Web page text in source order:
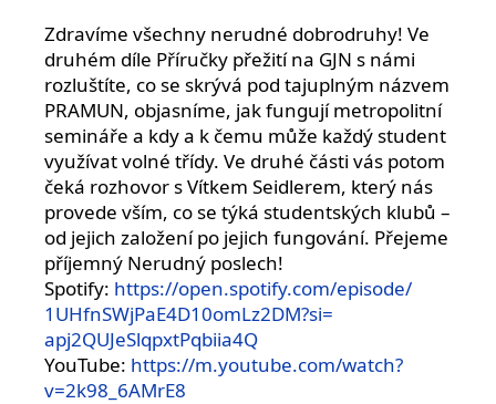
Zdravíme všechny nerudné dobrodruhy! Ve
druhém díle Příručky přežití na GJN s námi
rozluštíte, co se skrývá pod tajuplným názvem
PRAMUN, objasníme, jak fungují metropolitní
semináře a kdy a k čemu může každý student
využívat volné třídy. Ve druhé části vás potom
čeká rozhovor s Vítkem Seidlerem, který nás
provede vším, co se týká studentských klubů –
od jejich založení po jejich fungování. Přejeme
příjemný Nerudný poslech!
Spotify: https://open.spotify.com/episode/
1UHfnSWjPaE4D10omLz2DM?si=
apj2QUJeSlqpxtPqbiia4Q
YouTube: https://m.youtube.com/watch?
v=2k98_6AMrE8